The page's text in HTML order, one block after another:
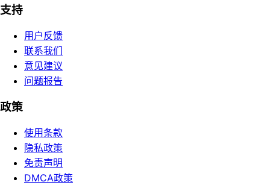
支持
用户反馈
联系我们
意见建议
问题报告
政策
使用条款
隐私政策
免责声明
DMCA政策